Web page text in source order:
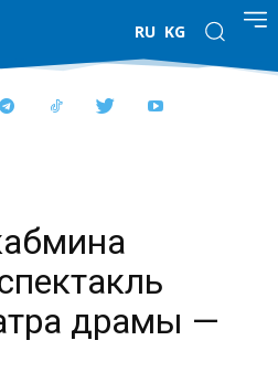
RU KG
драмы —